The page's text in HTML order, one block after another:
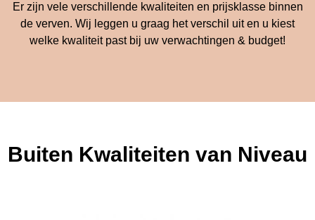
Er zijn vele verschillende kwaliteiten en prijsklasse binnen
de verven. Wij leggen u graag het verschil uit en u kiest
welke kwaliteit past bij uw verwachtingen & budget!
Buiten Kwaliteiten van Niveau